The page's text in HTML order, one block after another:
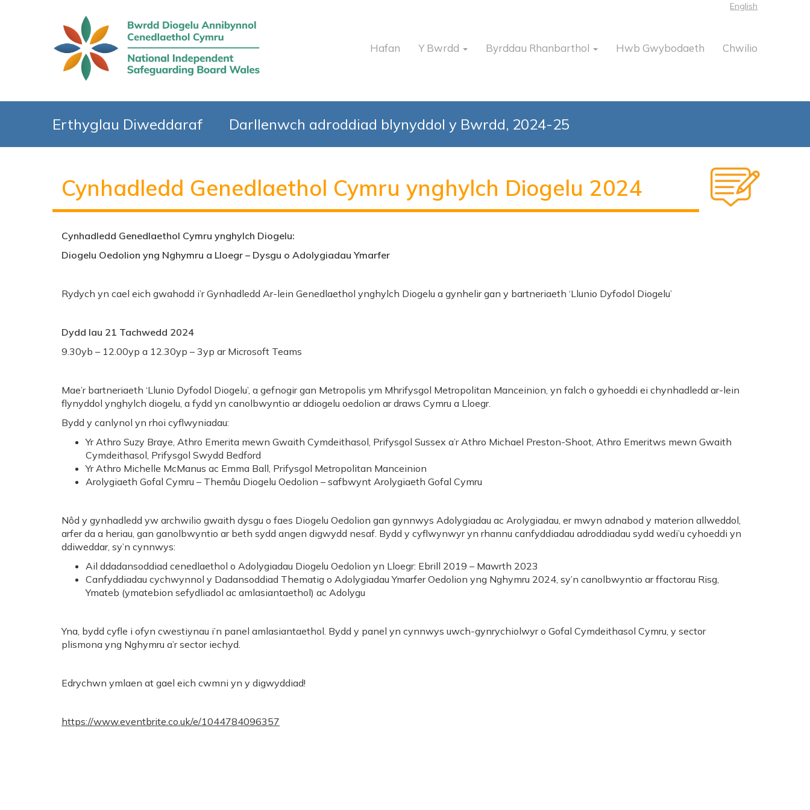
English
Hafan Y Bwrdd Byrddau Rhanbarthol Hwb Gwybodaeth Chwilio
Erthyglau Diweddaraf Darllenwch adroddiad blynyddol y Bwrdd, 2024-25
Cynhadledd Genedlaethol Cymru ynghylch Diogelu 2024
Cynhadledd Genedlaethol Cymru ynghylch Diogelu:
Diogelu Oedolion yng Nghymru a Lloegr – Dysgu o Adolygiadau Ymarfer
Rydych yn cael eich gwahodd i’r Gynhadledd Ar-lein Genedlaethol ynghylch Diogelu a gynhelir gan y bartneriaeth ‘Llunio Dyfodol Diogelu’
Dydd Iau 21 Tachwedd 2024
9.30yb – 12.00yp a 12.30yp – 3yp ar Microsoft Teams
Mae’r bartneriaeth ‘Llunio Dyfodol Diogelu’, a gefnogir gan Metropolis ym Mhrifysgol Metropolitan Manceinion, yn falch o gyhoeddi ei chynhadledd ar-lein
flynyddol ynghylch diogelu, a fydd yn canolbwyntio ar ddiogelu oedolion ar draws Cymru a Lloegr.
Bydd y canlynol yn rhoi cyflwyniadau:
Yr Athro Suzy Braye, Athro Emerita mewn Gwaith Cymdeithasol, Prifysgol Sussex a’r Athro Michael Preston-Shoot, Athro Emeritws mewn Gwaith
Cymdeithasol, Prifysgol Swydd Bedford
Yr Athro Michelle McManus ac Emma Ball, Prifysgol Metropolitan Manceinion
Arolygiaeth Gofal Cymru – Themâu Diogelu Oedolion – safbwynt Arolygiaeth Gofal Cymru
Nôd y gynhadledd yw archwilio gwaith dysgu o faes Diogelu Oedolion gan gynnwys Adolygiadau ac Arolygiadau, er mwyn adnabod y materion allweddol,
arfer da a heriau, gan ganolbwyntio ar beth sydd angen digwydd nesaf. Bydd y cyflwynwyr yn rhannu canfyddiadau adroddiadau sydd wedi’u cyhoeddi yn
ddiweddar, sy’n cynnwys:
Ail ddadansoddiad cenedlaethol o Adolygiadau Diogelu Oedolion yn Lloegr: Ebrill 2019 – Mawrth 2023
Canfyddiadau cychwynnol y Dadansoddiad Thematig o Adolygiadau Ymarfer Oedolion yng Nghymru 2024, sy’n canolbwyntio ar ffactorau Risg,
Ymateb (ymatebion sefydliadol ac amlasiantaethol) ac Adolygu
Yna, bydd cyfle i ofyn cwestiynau i’n panel amlasiantaethol. Bydd y panel yn cynnwys uwch-gynrychiolwyr o Gofal Cymdeithasol Cymru, y sector
plismona yng Nghymru a’r sector iechyd.
Edrychwn ymlaen at gael eich cwmni yn y digwyddiad!
https://www.eventbrite.co.uk/e/1044784096357